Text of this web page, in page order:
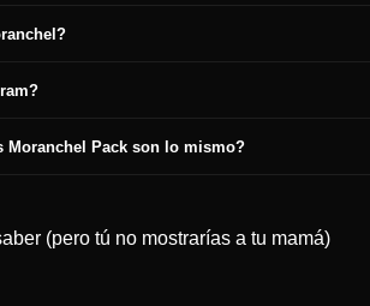
Moranchel Pack son lo mismo?
(pero tú no mostrarías a tu mamá)